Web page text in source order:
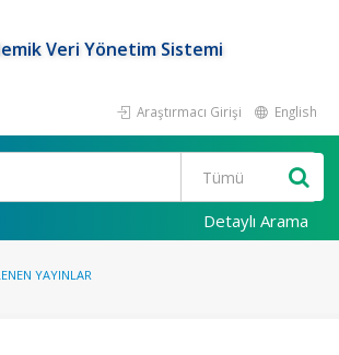
Veri Yönetim Sistemi
Araştırmacı Girişi English
Detaylı Arama
YAYINLAR